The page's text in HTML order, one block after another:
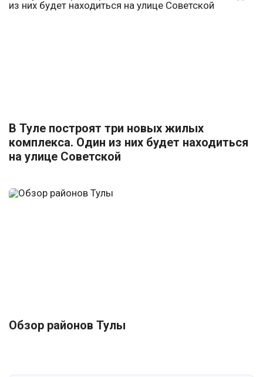
В Туле построят три новых жилых
комплекса. Один из них будет находиться
на улице Советской
Обзор районов Тулы